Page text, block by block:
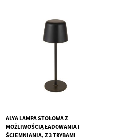
ALYA LAMPA STOŁOWA Z
MOŻLIWOŚCIĄ ŁADOWANIA I
ŚCIEMNIANIA, Z 3 TRYBAMI